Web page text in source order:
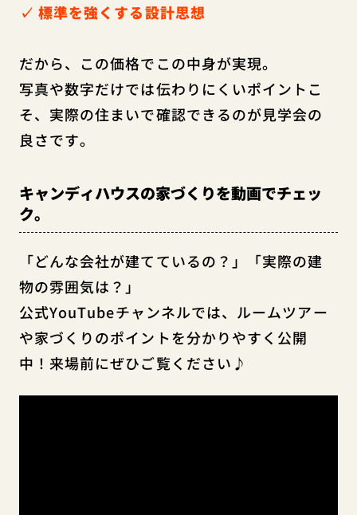
✓ 標準を強くする設計思想
だから、この価格でこの中身が実現。
写真や数字だけでは伝わりにくいポイントこ
そ、実際の住まいで確認できるのが見学会の
良さです。
キャンディハウスの家づくりを動画でチェッ
ク。
「どんな会社が建てているの？」「実際の建
物の雰囲気は？」
公式YouTubeチャンネルでは、ルームツアー
や家づくりのポイントを分かりやすく公開
中！来場前にぜひご覧ください♪